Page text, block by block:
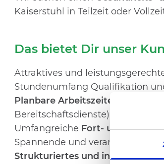
Kaiserstuhl in Teilzeit oder
Das bietet Dir unser
Attraktives und
Stundenumfang Qualifikation
Planbare Arbeitszeiten und
Bereitschaftsdienste)
Umfangreiche Fort- und
Spannende und
Strukturiertes und individuelles